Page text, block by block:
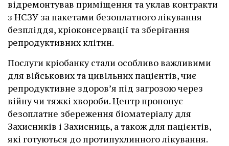
відремонтував приміщення та уклав контракти
з НСЗУ за пакетами безоплатного лікування
безпліддя, кріоконсервації та зберігання
репродуктивних клітин.
Послуги кріобанку стали особливо важливими
для військових та цивільних пацієнтів, чиє
репродуктивне здоров’я під загрозою через
війну чи тяжкі хвороби. Центр пропонує
безоплатне збереження біоматеріалу для
Захисників і Захисниць, а також для пацієнтів,
які готуються до протипухлинного лікування.